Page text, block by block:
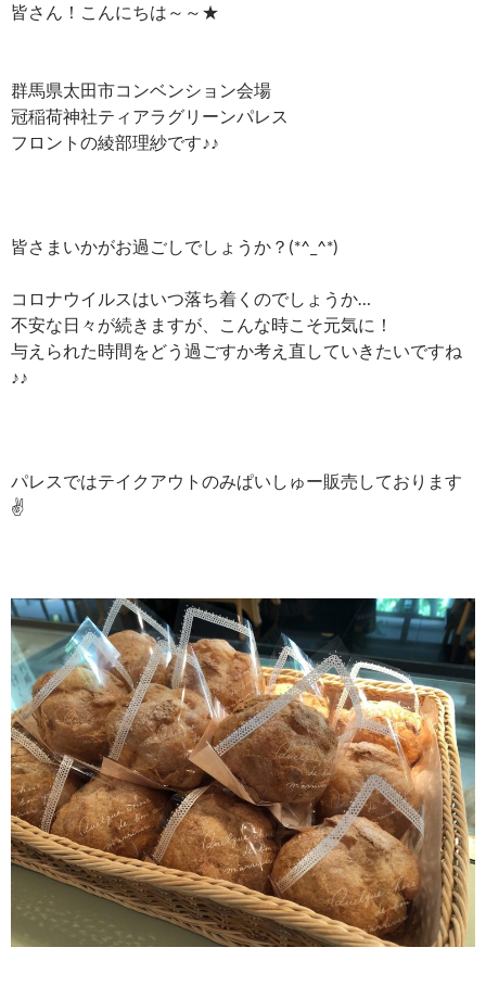
皆さん！こんにちは～～★
群馬県太田市コンベンション会場
冠稲荷神社ティアラグリーンパレス
フロントの綾部理紗です♪♪
皆さまいかがお過ごしでしょうか？(*^_^*)
コロナウイルスはいつ落ち着くのでしょうか…
不安な日々が続きますが、こんな時こそ元気に！
与えられた時間をどう過ごすか考え直していきたいですね
♪♪
パレスではテイクアウトのみぱいしゅー販売しております
✌